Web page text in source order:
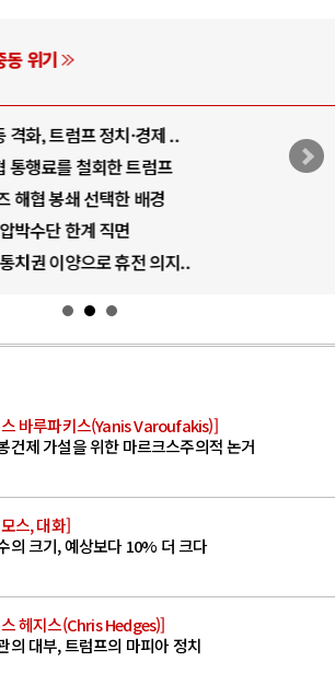
럼프 정치·경제 ..
철회한 트럼프
쇄 선택한 배경
한계 직면
양으로 휴전 의지..
바루파키스(Yanis Varoufakis)]
건제 가설을 위한 마르크스주의적 논거
스, 대화]
의 크기, 예상보다 10% 더 크다
헤지스(Chris Hedges)]
의 대부, 트럼프의 마피아 정치